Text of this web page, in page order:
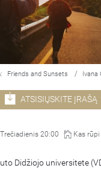
Friends and Sunsets / Ivana
ATSISIŲSKITE ĮRAŠĄ
20:00 Kas
Didžiojo universitete